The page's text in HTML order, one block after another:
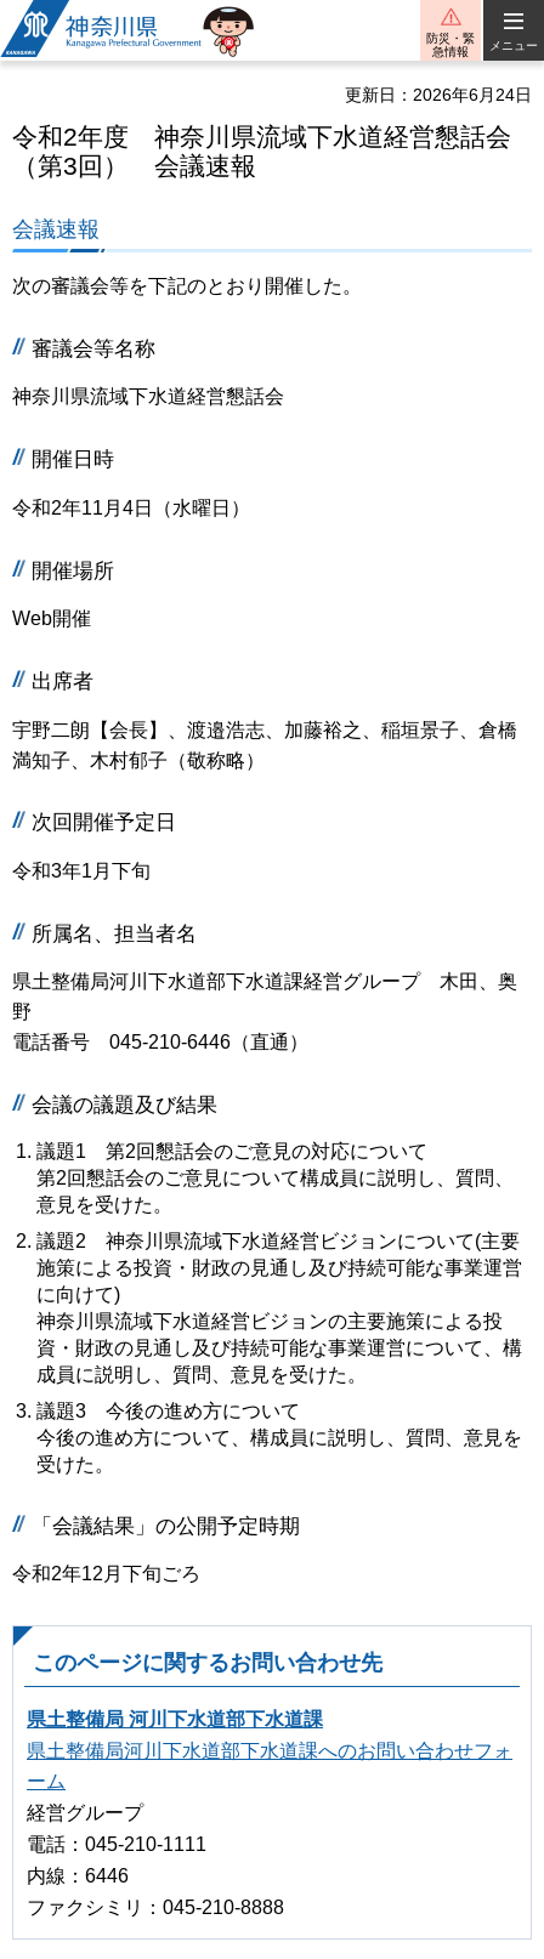
神奈川県
防災・緊
急情報
メニュー
更新日：2026年6月24日
令和2年度 神奈川県流域下水道経営懇話会
（第3回） 会議速報
会議速報
次の審議会等を下記のとおり開催した。
審議会等名称
神奈川県流域下水道経営懇話会
開催日時
令和2年11月4日（水曜日）
開催場所
Web開催
出席者
宇野二朗【会長】、渡邉浩志、加藤裕之、稲垣景子、倉橋
満知子、木村郁子（敬称略）
次回開催予定日
令和3年1月下旬
所属名、担当者名
県土整備局河川下水道部下水道課経営グループ 木田、奥
野
電話番号 045-210-6446（直通）
会議の議題及び結果
議題1 第2回懇話会のご意見の対応について
第2回懇話会のご意見について構成員に説明し、質問、
意見を受けた。
議題2 神奈川県流域下水道経営ビジョンについて(主要
施策による投資・財政の見通し及び持続可能な事業運営
に向けて)
神奈川県流域下水道経営ビジョンの主要施策による投
資・財政の見通し及び持続可能な事業運営について、構
成員に説明し、質問、意見を受けた。
議題3 今後の進め方について
今後の進め方について、構成員に説明し、質問、意見を
受けた。
「会議結果」の公開予定時期
令和2年12月下旬ごろ
このページに関するお問い合わせ先
県土整備局 河川下水道部下水道課
県土整備局河川下水道部下水道課へのお問い合わせフォ
ーム
経営グループ
電話：045-210-1111
内線：6446
ファクシミリ：045-210-8888